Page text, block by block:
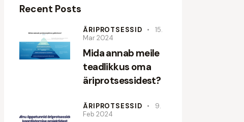
Recent Posts
ÄRIPROTSESSID
15.
Mar 2024
Mida annab meile
teadlikkus oma
äriprotsessidest?
ÄRIPROTSESSID
9.
Feb 2024